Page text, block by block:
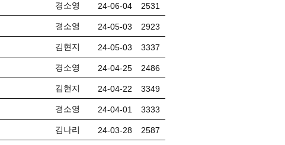
경소영 24-06-04 2531
경소영 24-05-03 2923
김현지 24-05-03 3337
경소영 24-04-25 2486
김현지 24-04-22 3349
경소영 24-04-01 3333
김나리 24-03-28 2587